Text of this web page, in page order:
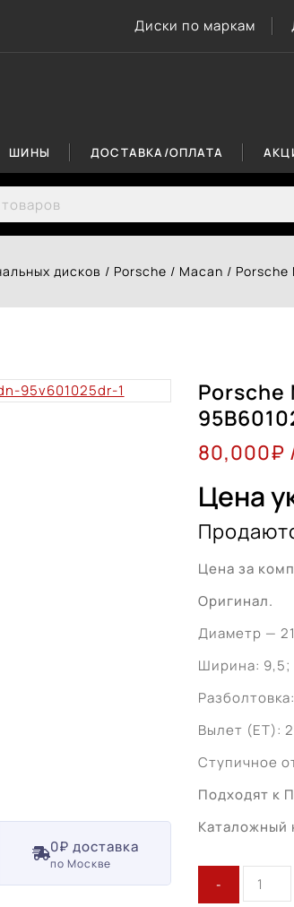
Диски по маркам
ШИНЫ ДОСТАВКА/ОПЛАТА
дисков / Porsche / Macan / Porsche
0₽ доставка
по Москве
Porsche
80,000₽
Цена
Цена за
Оригинал.
Диаметр — 21
Ширина: 9,5;
Вылет (ЕТ):
Ступичное
Подходят к
Каталожный
товара